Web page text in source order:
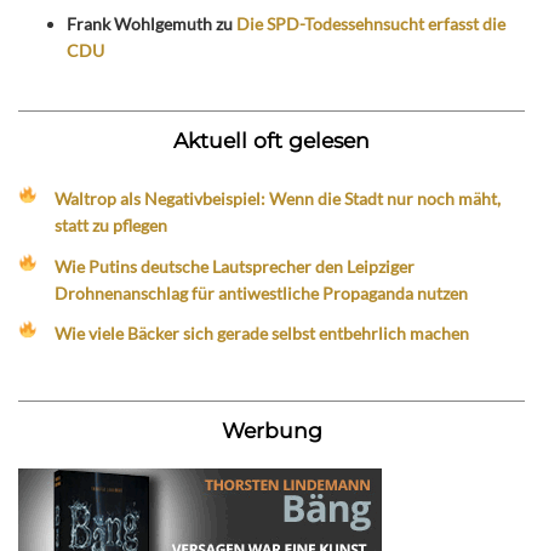
Frank Wohlgemuthzu Die SPD-Todessehnsucht erfasst die
CDU
Aktuell oft gelesen
Waltrop als Negativbeispiel: Wenn die Stadt nur noch mäht,
statt zu pflegen
Wie Putins deutsche Lautsprecher den Leipziger
Drohnenanschlag für antiwestliche Propaganda nutzen
Wie viele Bäcker sich gerade selbst entbehrlich machen
Werbung